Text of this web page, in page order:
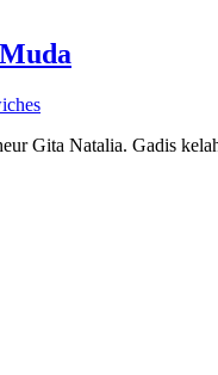
Gita Natalia. Gadis